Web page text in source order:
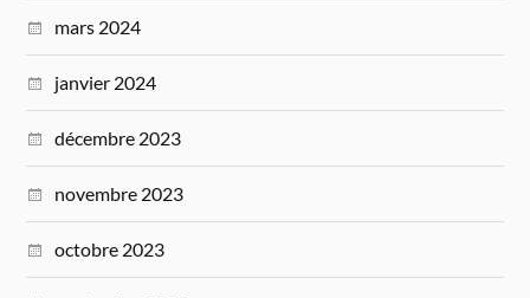
mars 2024
janvier 2024
décembre 2023
novembre 2023
octobre 2023